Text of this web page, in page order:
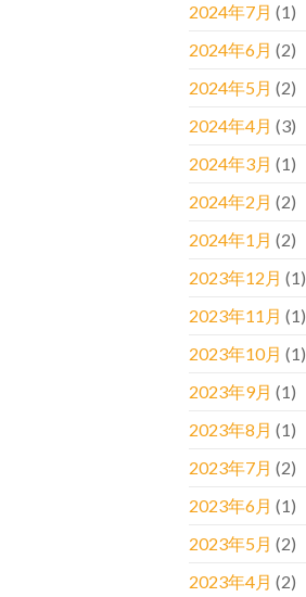
2024年7月 (1)
2024年6月 (2)
2024年5月 (2)
2024年4月 (3)
2024年3月 (1)
2024年2月 (2)
2024年1月 (2)
2023年12月 (1)
2023年11月 (1)
2023年10月 (1)
2023年9月 (1)
2023年8月 (1)
2023年7月 (2)
2023年6月 (1)
2023年5月 (2)
2023年4月 (2)